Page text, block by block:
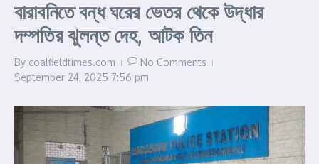
বারাবনিতে বন্ধ ঘরের ভেতর থেকে উদ্ধার
দম্পতির ঝুলন্ত দেহ, আটক তিন
By coalfieldtimes.com
No Comments
September 24, 2025 7:56 pm